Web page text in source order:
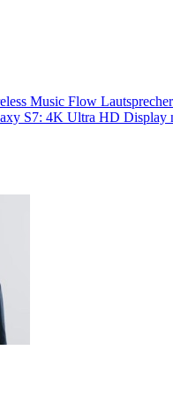
Music Flow
S7: 4K Ultra HD Display